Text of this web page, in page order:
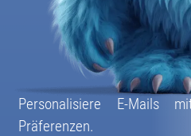
Personalisiere E-Mails
Präferenzen.